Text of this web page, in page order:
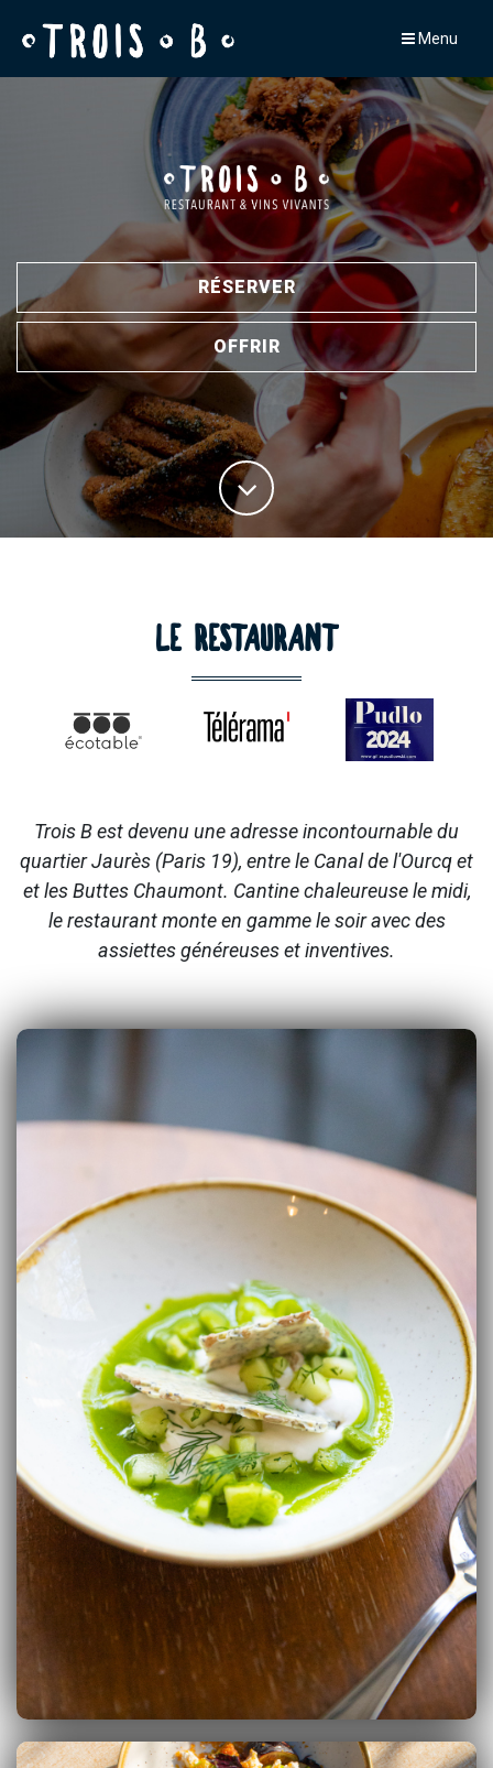
Menu
RÉSERVER
OFFRIR
LE RESTAURANT
Trois B est devenu une adresse incontournable du
quartier Jaurès (Paris 19), entre le Canal de l'Ourcq et
et les Buttes Chaumont. Cantine chaleureuse le midi,
le restaurant monte en gamme le soir avec des
assiettes généreuses et inventives.